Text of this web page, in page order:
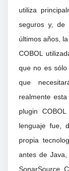
utiliza
seguros y, de
últimos años,
COBOL
que no es
que
realmente
plugin
lenguaje fue,
propia
antes de
SonarSource,